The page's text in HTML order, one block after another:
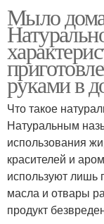
Мыло
руками в
Что такое
Натуральным
использования
красителей и
используют
масла и отвары
продукт